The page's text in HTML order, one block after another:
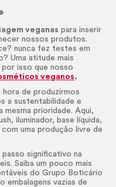
veganas para inserir
nossos produtos.
nunca fez testes em
Uma atitude mais
isso que nosso
veganos.
hora de produzirmos
a sustentabilidade e
prioridade. Aqui,
, iluminador, base líquida,
uma produção livre de
passo significativo na
Saiba um pouco mais
do Grupo Boticário
embalagens vazias de